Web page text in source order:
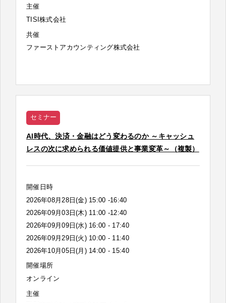
主催
TISI株式会社
共催
ファーストアカウンティング株式会社
セミナー
AI時代、決済・金融はどう変わるのか ～キャッシュ
レスの次に求められる価値提供と事業変革～（複製）
開催日時
2026年08月28日(金) 15:00 -16:40
2026年09月03日(木) 11:00 -12:40
2026年09月09日(水) 16:00 - 17:40
2026年09月29日(火) 10:00 - 11:40
2026年10月05日(月) 14:00 - 15:40
開催場所
オンライン
主催